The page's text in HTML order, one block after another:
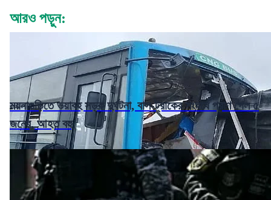
আরও পড়ুন:
ময়নাগুড়িতে ভয়াবহ সড়ক দুর্ঘটনা, বাস-ট্রাকের সংঘর্ষে প্রাণ গেল ৫
জনের, আহত বহু